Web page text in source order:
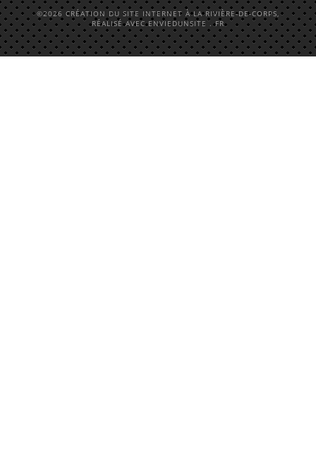
©2026 CRÉATION DU SITE INTERNET À LA RIVIÈRE-DE-CORPS,
RÉALISÉ AVEC ENVIEDUNSITE . FR